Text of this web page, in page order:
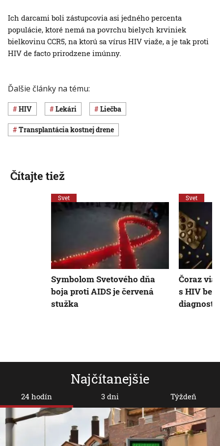
Ich darcami boli zástupcovia asi jedného percenta
populácie, ktoré nemá na povrchu bielych krviniek
bielkovinu CCR5, na ktorú sa vírus HIV viaže, a je tak proti
HIV de facto prirodzene imúnny.
Ďalšie články na tému:
HIV lekári liečba
transplantácia kostnej drene
Najčítanejšie
24 hodín 3 dni Týždeň
Čítajte tiež
Svet
Symbolom Svetového dňa
boja proti AIDS je červená
stužka
Svet
Čoraz
s HIV bez